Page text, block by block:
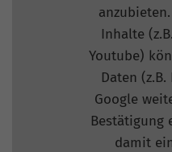
Inhalte
Youtube)
Daten
Google
Bestätigung
damit